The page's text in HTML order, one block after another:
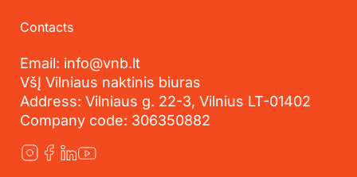
Contacts
Email: info@vnb.lt
VšĮ Vilniaus naktinis biuras
Address: Vilniaus g. 22-3, Vilnius LT-01402
Company code: 306350882